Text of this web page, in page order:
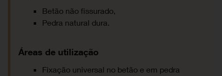
Betão não fissurado,
Pedra natural dura.
Áreas de utilização
Fixação universal no betão e em pedra